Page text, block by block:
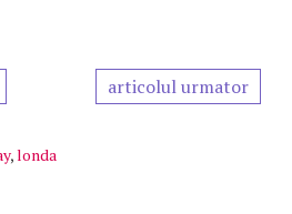
articolul urmator
,londa